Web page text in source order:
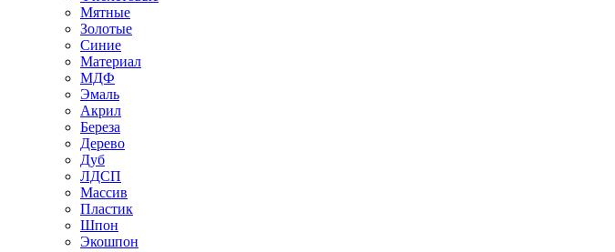
Мятные
Золотые
Синие
Материал
МДФ
Эмаль
Акрил
Береза
Дерево
Дуб
ЛДСП
Массив
Пластик
Шпон
Экошпон